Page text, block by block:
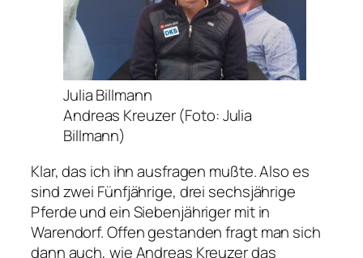
Julia Billmann
Andreas Kreuzer (Foto: Julia
Billmann)
Klar, das ich ihn ausfragen mußte. Also es
sind zwei Fünfjährige, drei sechsjährige
Pferde und ein Siebenjähriger mit in
Warendorf. Offen gestanden fragt man sich
dann auch, wie Andreas Kreuzer das